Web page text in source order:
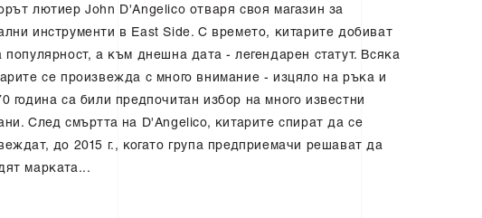
лютиер John D'Angelico отваря своя магазин за
инструменти в East Side. С времето, китарите добиват
популярност, а към днешна дата - легендарен статут. Всяка
се произвежда с много внимание - изцяло на ръка и
година са били предпочитан избор на много известни
След смъртта на D'Angelico, китарите спират да се
до 2015 г., когато група предприемачи решават да
марката...